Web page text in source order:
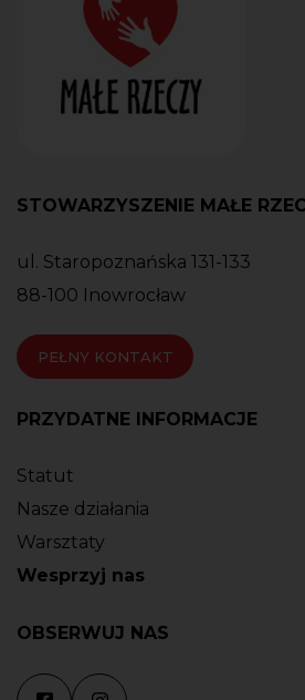
STOWARZYSZENIE MAŁE
ul. Staropoznańska 131-133
88-100 Inowrocław
PEŁNY KONTAKT
PRZYDATNE INFORMACJE
Statut
Nasze działania
Warsztaty
Wesprzyj nas
OBSERWUJ NAS